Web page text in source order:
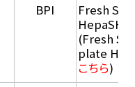
BPI
Fresh
HepaSH®
(Fresh
plate
こちら)